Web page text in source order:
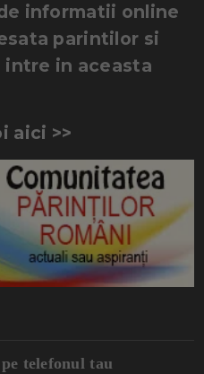
informatii online
parintilor si
intre in aceasta
aici >>
telefonul tau